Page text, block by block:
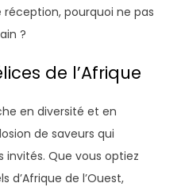
pourquoi ne pas
?
de l’Afrique
en diversité et en
de saveurs qui
invités. Que vous optiez
d’Afrique de l’Ouest,